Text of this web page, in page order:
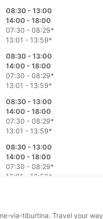
08:30 - 13:00
14:00 - 18:00
07:30 - 08:29*
13:01 - 13:59*
08:30 - 13:00
14:00 - 18:00
07:30 - 08:29*
13:01 - 13:59*
08:30 - 13:00
14:00 - 18:00
07:30 - 08:29*
13:01 - 13:59*
08:30 - 13:00
14:00 - 18:00
07:30 - 08:29*
13:01 - 13:59*
via-tiburtina. Travel your